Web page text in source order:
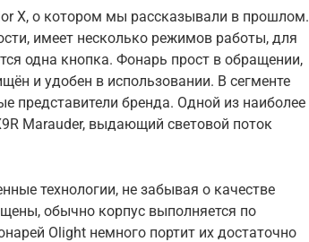
X, о котором мы рассказывали в прошлом.
имеет несколько режимов работы, для
одна кнопка. Фонарь прост в обращении,
и удобен в использовании. В сегменте
представители бренда. Одной из наиболее
Marauder, выдающий световой поток
технологии, не забывая о качестве
обычно корпус выполняется по
Olight немного портит их достаточно